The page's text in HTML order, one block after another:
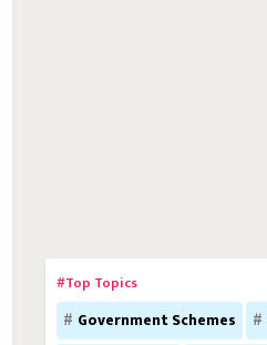
#Top Topics
Government Schemes